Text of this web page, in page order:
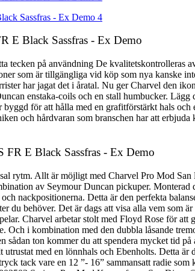
E Black Sassfras - Ex Demo
på användning De kvalitetskontrolleras
som är tillgängliga vid köp som nya kanske
har jagat det i åratal. Nu ger Charvel den
enstaka-coils och en stall humbucker.
för att hålla med en grafitförstärkt hals
och hårdvaran som branschen har att
E Black Sassfras - Ex Demo
rytm. Allt är möjligt med Charvel Pro Mod
av Seymour Duncan pickuper.
nackpositionerna. Detta är den perfekta
du behöver. Det är dags att visa alla vem
Charvel arbetar stolt med Floyd Rose för att
Och i kombination med den dubbla låsande
ton kommer du att spendera mycket tid
med en lönnhals och Ebenholts. Detta
tack vare en 12 ”- 16” sammansatt radie